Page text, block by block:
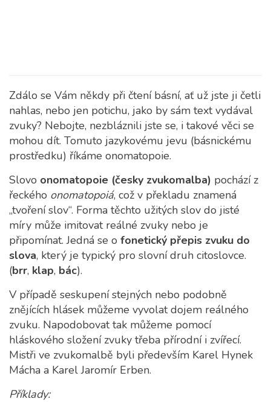
Zdálo se Vám někdy při čtení básní, ať už jste ji četli
nahlas, nebo jen potichu, jako by sám text vydával
zvuky? Nebojte, nezbláznili jste se, i takové věci se
mohou dít. Tomuto jazykovému jevu (básnickému
prostředku) říkáme onomatopoie.
Slovo onomatopoie (česky zvukomalba) pochází z
řeckého onomatopoiá, což v překladu znamená
„tvoření slov“. Forma těchto užitých slov do jisté
míry může imitovat reálné zvuky nebo je
připomínat. Jedná se o fonetický přepis zvuku do
slova, který je typický pro slovní druh citoslovce.
(brr, klap, bác).
V případě seskupení stejných nebo podobně
znějících hlásek můžeme vyvolat dojem reálného
zvuku. Napodobovat tak můžeme pomocí
hláskového složení zvuky třeba přírodní i zvířecí.
Mistři ve zvukomalbě byli především Karel Hynek
Mácha a Karel Jaromír Erben.
Příklady: